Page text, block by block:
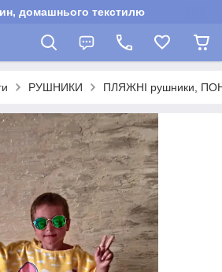
домашнього текстилю
РУШНИКИ ПЛЯЖНІ рушники,